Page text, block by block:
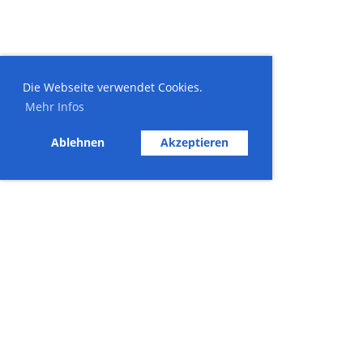
Die Webseite verwendet Cookies.
Mehr Infos
Ablehnen Akzeptieren